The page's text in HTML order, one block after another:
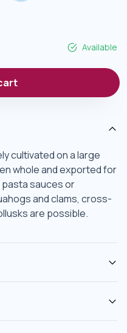
Available
cultivated on a large
whole and exported for
pasta sauces or
and clams, cross-
are possible.